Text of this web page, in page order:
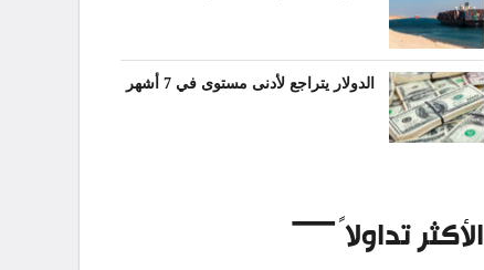
الدولار يتراجع لأدنى مستوى في 7 أشهر
الأكثر تداولاً